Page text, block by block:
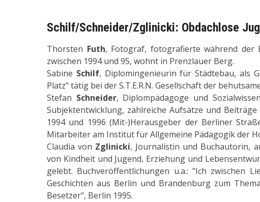
Schilf/Schneider/Zglinicki: Obdachlose
Thorsten Futh, Fotograf, fotografierte während der
zwischen 1994 und 95, wohnt in Prenzlauer Berg.
Sabine Schilf, Diplomingenieurin für Städtebau, als
Platz" tätig bei der S.T.E.R.N. Gesellschaft der
Stefan Schneider, Diplompädagoge und
Subjektentwicklung, zahlreiche Aufsätze und
1994 und 1996 (Mit-)Herausgeber der Berliner
Mitarbeiter am Institut für Allgemeine Pädagogik der
Claudia von Zglinicki, Journalistin und Buchautorin,
von Kindheit und Jugend, Erziehung und
gelebt. Buchveröffentlichungen u.a.: "Ich zwischen
Geschichten aus Berlin und Brandenburg zum
Besetzer", Berlin 1995.